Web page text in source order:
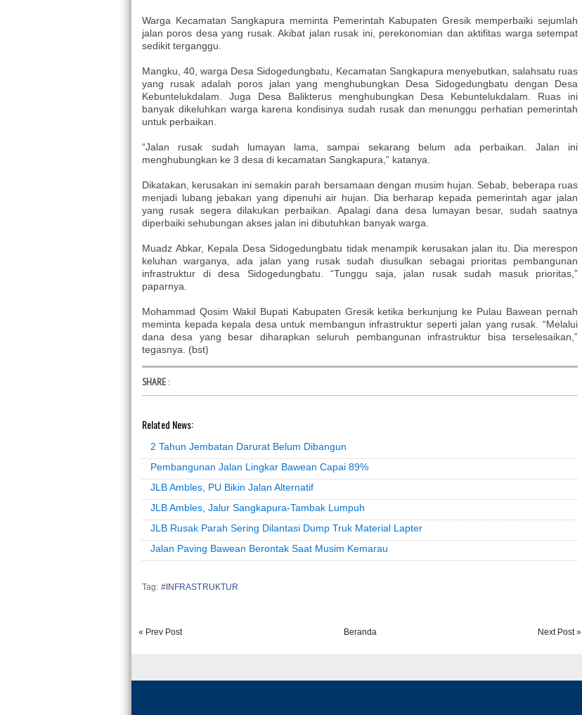
Warga Kecamatan Sangkapura meminta Pemerintah Kabupaten Gresik memperbaiki sejumlah
jalan poros desa yang rusak. Akibat jalan rusak ini, perekonomian dan aktifitas warga setempat
sedikit terganggu.
Mangku, 40, warga Desa Sidogedungbatu, Kecamatan Sangkapura menyebutkan, salahsatu ruas
yang rusak adalah poros jalan yang menghubungkan Desa Sidogedungbatu dengan Desa
Kebuntelukdalam. Juga Desa Balikterus menghubungkan Desa Kebuntelukdalam. Ruas ini
banyak dikeluhkan warga karena kondisinya sudah rusak dan menunggu perhatian pemerintah
untuk perbaikan.
“Jalan rusak sudah lumayan lama, sampai sekarang belum ada perbaikan. Jalan ini
menghubungkan ke 3 desa di kecamatan Sangkapura,” katanya.
Dikatakan, kerusakan ini semakin parah bersamaan dengan musim hujan. Sebab, beberapa ruas
menjadi lubang jebakan yang dipenuhi air hujan. Dia berharap kepada pemerintah agar jalan
yang rusak segera dilakukan perbaikan. Apalagi dana desa lumayan besar, sudah saatnya
diperbaiki sehubungan akses jalan ini dibutuhkan banyak warga.
Muadz Abkar, Kepala Desa Sidogedungbatu tidak menampik kerusakan jalan itu. Dia merespon
keluhan warganya, ada jalan yang rusak sudah diusulkan sebagai prioritas pembangunan
infrastruktur di desa Sidogedungbatu. “Tunggu saja, jalan rusak sudah masuk prioritas,”
paparnya.
Mohammad Qosim Wakil Bupati Kabupaten Gresik ketika berkunjung ke Pulau Bawean pernah
meminta kepada kepala desa untuk membangun infrastruktur seperti jalan yang rusak. “Melalui
dana desa yang besar diharapkan seluruh pembangunan infrastruktur bisa terselesaikan,”
tegasnya. (bst)
SHARE :
Related News:
2 Tahun Jembatan Darurat Belum Dibangun
Pembangunan Jalan Lingkar Bawean Capai 89%
JLB Ambles, PU Bikin Jalan Alternatif
JLB Ambles, Jalur Sangkapura-Tambak Lumpuh
JLB Rusak Parah Sering Dilantasi Dump Truk Material Lapter
Jalan Paving Bawean Berontak Saat Musim Kemarau
Tag: #INFRASTRUKTUR
« Prev Post Next Post »
Beranda